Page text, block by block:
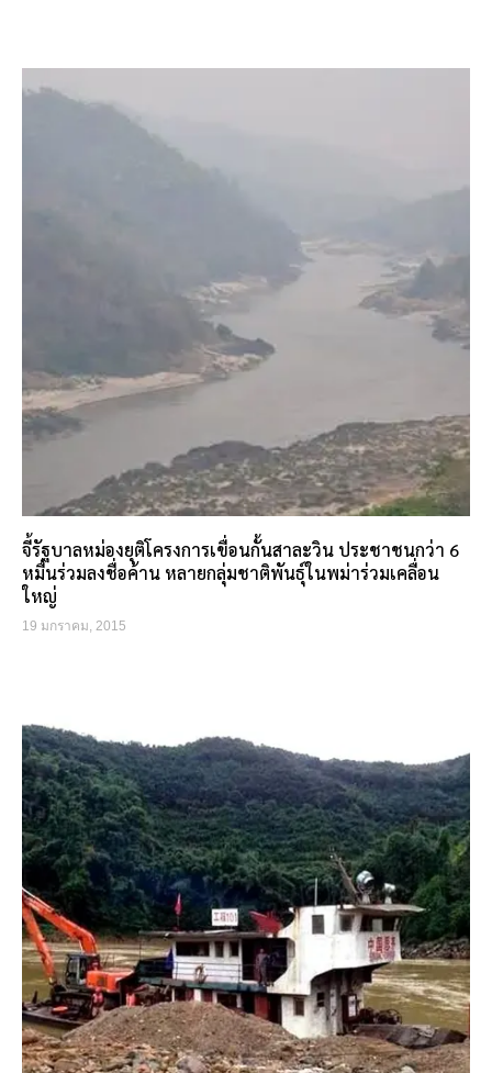
จี้รัฐบาลหม่องยุติโครงการเขื่อนกั้นสาละวิน ประชาชนกว่า 6
หมื่นร่วมลงชื่อค้าน หลายกลุ่มชาติพันธุ์ในพม่าร่วมเคลื่อน
ใหญ่
19 มกราคม, 2015